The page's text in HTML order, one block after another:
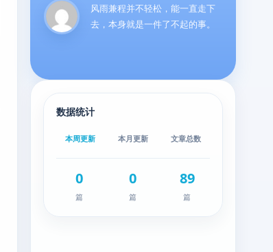
风雨兼程并不轻松，能一直走下
去，本身就是一件了不起的事。
数据统计
本周更新 本月更新 文章总数
0
篇
0
篇
89
篇